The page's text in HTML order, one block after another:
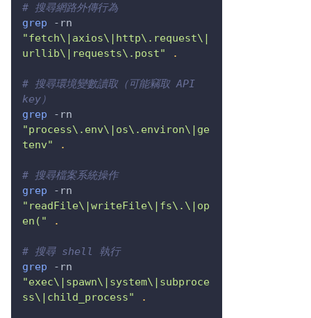
# 搜尋網路外傳行為
grep
-rn
"fetch\|axios\|http\.request\|
urllib\|requests\.post"
.
# 搜尋環境變數讀取（可能竊取 API
key）
grep
-rn
"process\.env\|os\.environ\|ge
tenv"
.
# 搜尋檔案系統操作
grep
-rn
"readFile\|writeFile\|fs\.\|op
en("
.
# 搜尋 shell 執行
grep
-rn
"exec\|spawn\|system\|subproce
ss\|child_process"
.